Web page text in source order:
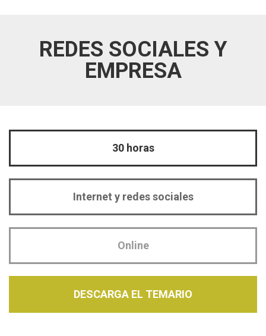
REDES SOCIALES Y
EMPRESA
30 horas
Internet y redes sociales
Online
DESCARGA EL TEMARIO